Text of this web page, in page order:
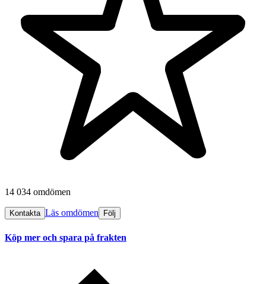
14 034 omdömen
Kontakta Läs omdömen Följ
Köp mer och spara på frakten